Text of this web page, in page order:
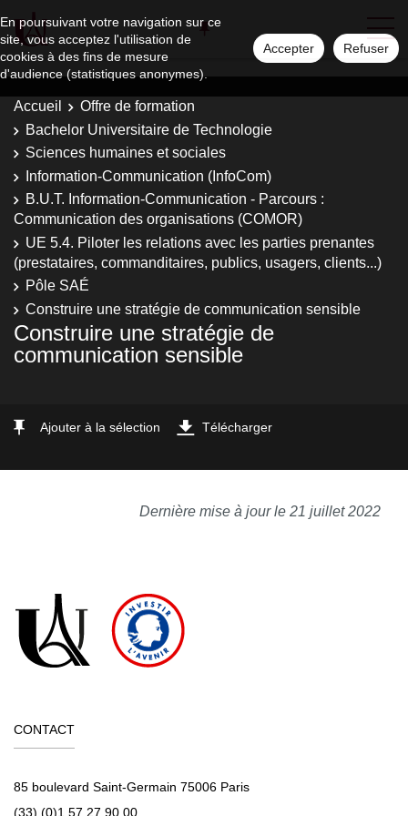
En poursuivant votre navigation sur ce
site, vous acceptez l'utilisation de
cookies à des fins de mesure
d'audience (statistiques anonymes).
Accepter Refuser
Accueil
Offre de formation
Bachelor Universitaire de Technologie
Sciences humaines et sociales
Information-Communication (InfoCom)
B.U.T. Information-Communication - Parcours :
Communication des organisations (COMOR)
UE 5.4. Piloter les relations avec les parties prenantes
(prestataires, commanditaires, publics, usagers, clients...)
Pôle SAÉ
Construire une stratégie de communication sensible
Construire une stratégie de
communication sensible
Ajouter à la sélection Télécharger
Dernière mise à jour le 21 juillet 2022
CONTACT
85 boulevard Saint-Germain 75006 Paris
(33) (0)1 57 27 90 00